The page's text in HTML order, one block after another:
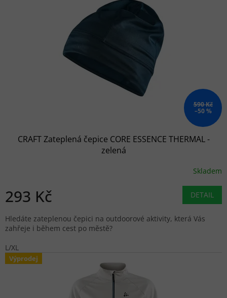
590 Kč
–50 %
CRAFT Zateplená čepice CORE ESSENCE THERMAL -
zelená
Skladem
293 Kč DETAIL
Hledáte zateplenou čepici na outdoorové aktivity, která Vás
zahřeje i během cest po městě?
L/XL
Výprodej